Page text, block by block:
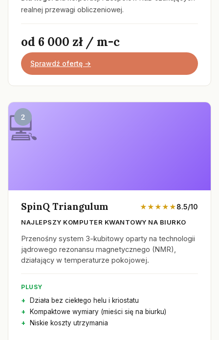
realnej przewagi obliczeniowej.
od 6 000 zł / m-c
Sprawdź ofertę →
2
SpinQ Triangulum ★★★★★8.5/10
NAJLEPSZY KOMPUTER KWANTOWY NA BIURKO
Przenośny system 3-kubitowy oparty na technologii
jądrowego rezonansu magnetycznego (NMR),
działający w temperaturze pokojowej.
PLUSY
Działa bez ciekłego helu i kriostatu
Kompaktowe wymiary (mieści się na biurku)
Niskie koszty utrzymania